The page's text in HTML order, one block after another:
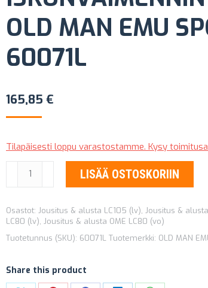
OLD MAN EMU
60071L
165,85 €
Tilapäisesti loppu varastostamme. Kysy
ISKUNVAIMENNIN
(TAAKSE)
MAN
EMU
60071L
määrä
LISÄÄ OSTOSKORIIN
Osastot: Jousitus & alusta LC105 (lv), Jousitus &
LC80 (lv), Jousitus & alusta OME LC80 (vo)
Tuotetunnus (SKU): 60071L Tuotemerkki: OLD MAN
Share this product